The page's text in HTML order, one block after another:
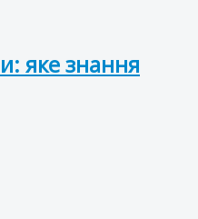
яке знання